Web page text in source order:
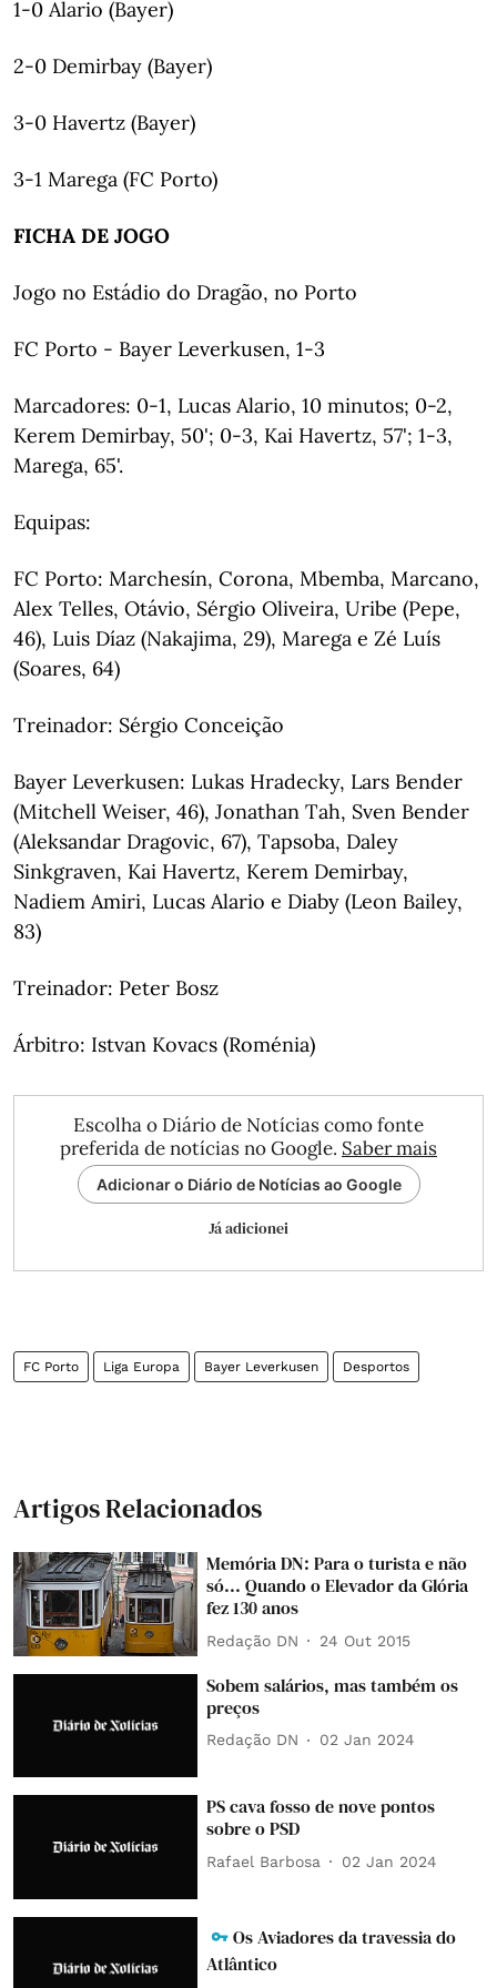
1-0 Alario (Bayer)
2-0 Demirbay (Bayer)
3-0 Havertz (Bayer)
3-1 Marega (FC Porto)
FICHA DE JOGO
Jogo no Estádio do Dragão, no Porto
FC Porto - Bayer Leverkusen, 1-3
Marcadores: 0-1, Lucas Alario, 10 minutos; 0-2,
Kerem Demirbay, 50'; 0-3, Kai Havertz, 57'; 1-3,
Marega, 65'.
Equipas:
FC Porto: Marchesín, Corona, Mbemba, Marcano,
Alex Telles, Otávio, Sérgio Oliveira, Uribe (Pepe,
46), Luis Díaz (Nakajima, 29), Marega e Zé Luís
(Soares, 64)
Treinador: Sérgio Conceição
Bayer Leverkusen: Lukas Hradecky, Lars Bender
(Mitchell Weiser, 46), Jonathan Tah, Sven Bender
(Aleksandar Dragovic, 67), Tapsoba, Daley
Sinkgraven, Kai Havertz, Kerem Demirbay,
Nadiem Amiri, Lucas Alario e Diaby (Leon Bailey,
83)
Treinador: Peter Bosz
Árbitro: Istvan Kovacs (Roménia)
Escolha o Diário de Notícias como fonte
preferida de notícias no Google. Saber mais
Adicionar o Diário de Notícias ao Google
Já adicionei
FC Porto Liga Europa Bayer Leverkusen Desportos
Artigos Relacionados
Memória DN: Para o turista e não
só... Quando o Elevador da Glória
fez 130 anos
Redação DN 24 Out 2015
Sobem salários, mas também os
preços
Redação DN 02 Jan 2024
PS cava fosso de nove pontos
sobre o PSD
Rafael Barbosa 02 Jan 2024
Os Aviadores da travessia do
Atlântico